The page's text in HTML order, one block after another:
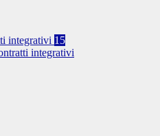
integrativi 15
integrativi